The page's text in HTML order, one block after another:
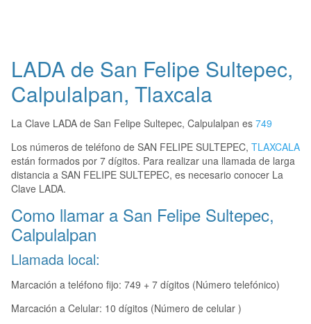
LADA de San Felipe Sultepec,
Calpulalpan, Tlaxcala
La Clave LADA de San Felipe Sultepec, Calpulalpan es 749
Los números de teléfono de SAN FELIPE SULTEPEC, TLAXCALA
están formados por 7 dígitos. Para realizar una llamada de larga
distancia a SAN FELIPE SULTEPEC, es necesario conocer La
Clave LADA.
Como llamar a San Felipe Sultepec,
Calpulalpan
Llamada local:
Marcación a teléfono fijo: 749 + 7 dígitos (Número telefónico)
Marcación a Celular: 10 dígitos (Número de celular )